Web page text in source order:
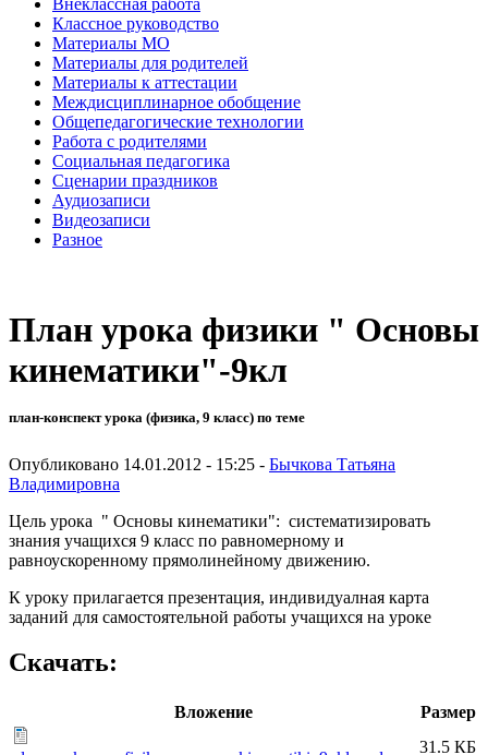
Классное руководство
Материалы МО
Материалы для родителей
Материалы к аттестации
Междисциплинарное обобщение
Общепедагогические технологии
Работа с родителями
Социальная педагогика
Сценарии праздников
Аудиозаписи
Видеозаписи
Разное
План урока физики " Основы
кинематики"-9кл
план-конспект урока (физика, 9 класс) по теме
Опубликовано 14.01.2012 - 15:25 - Бычкова Татьяна
Владимировна
Цель урока " Основы кинематики": систематизировать
знания учащихся 9 класс по равномерному и
равноускоренному прямолинейному движению.
К уроку прилагается презентация, индивидуалная карта
заданий для самостоятельной работы учащихся на уроке
Скачать:
Вложение Размер
31.5 КБ